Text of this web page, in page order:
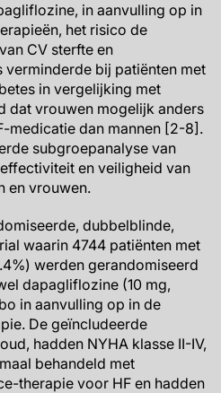
in aanvulling op in
het risico de
CV sterfte en
verminderde bij patiënten met
in vergelijking met
dat vrouwen mogelijk anders
medicatie dan mannen [2-8].
subgroepanalyse van
en veiligheid van
en vrouwen.
dubbelblinde,
waarin 4744 patiënten met
werden gerandomiseerd
dapagliflozine (10 mg,
in aanvulling op in de
De geïncludeerde
hadden NYHA klasse II-IV,
behandeld met
therapie voor HF en hadden